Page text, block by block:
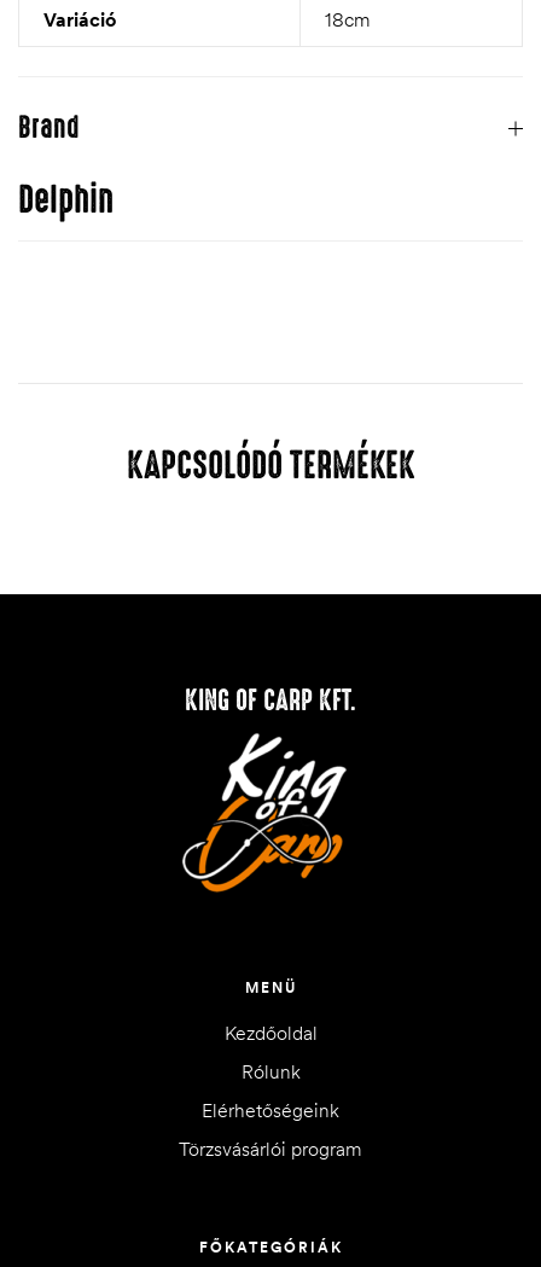
Variáció 18cm
Brand
Delphin
KAPCSOLÓDÓ TERMÉKEK
KING OF CARP KFT.
MENÜ
Kezdőoldal
Rólunk
Elérhetőségeink
Törzsvásárlói program
FŐKATEGÓRIÁK